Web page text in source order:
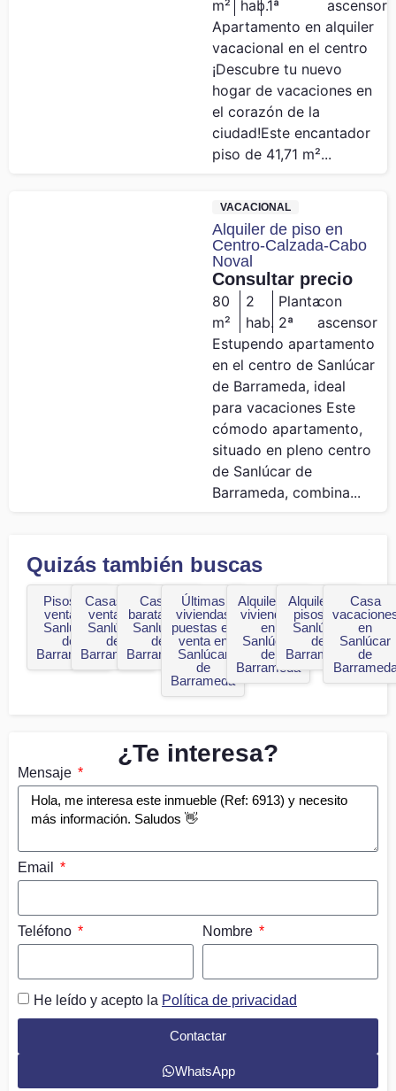
m²
hab.1ª
ascensor
Apartamento en alquiler
vacacional en el centro
¡Descubre tu nuevo
hogar de vacaciones en
el corazón de la
ciudad!Este encantador
piso de 41,71 m²...
VACACIONAL
Alquiler de piso en
Centro-Calzada-Cabo
Noval
Consultar precio
80
m²
2
hab.
Planta
2ª
con
ascensor
Estupendo apartamento
en el centro de Sanlúcar
de Barrameda, ideal
para vacaciones Este
cómodo apartamento,
situado en pleno centro
de Sanlúcar de
Barrameda, combina...
Quizás también buscas
Pisos en
venta en
Sanlúcar
de
Barrameda
Casas en
venta en
Sanlúcar
de
Barrameda
Casas
baratas en
Sanlúcar
de
Barrameda
Últimas
viviendas
puestas en
venta en
Sanlúcar
de
Barrameda
Alquiler de
viviendas
en
Sanlúcar
de
Barrameda
Alquiler de
pisos en
Sanlúcar
de
Barrameda
Casa
en
Sanlúcar
de
¿Te interesa?
Mensaje
Email
Teléfono Nombre
He leído y acepto la Política de privacidad
Contactar
WhatsApp